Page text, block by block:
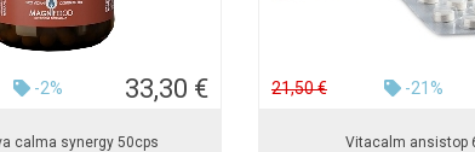
-2% 33,30 €
calma synergy 50cps
21,50 € -21%
Vitacalm ansistop